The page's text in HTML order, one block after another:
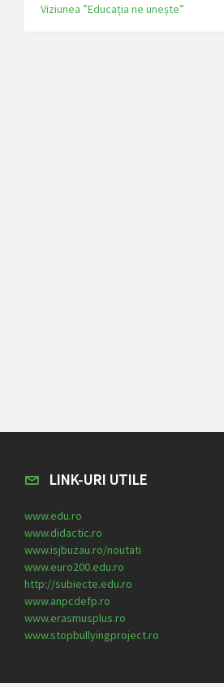
Viziunea ”Educația ne unește”
LINK-URI UTILE
www.edu.ro
www.didactic.ro
www.isjbuzau.ro/noutati
www.euro200.edu.ro
http://subiecte.edu.ro
www.anpcdefp.ro
www.erasmusplus.ro
www.stopbullyingproject.ro